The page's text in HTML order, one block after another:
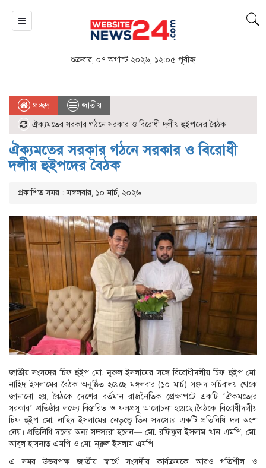
শুক্রবার, ০৭ অগাস্ট ২০২৬, ১২:০৫ পূর্বাহ্ন
প্রচ্ছদ
জাতীয়
ঐক্যমতের সরকার গঠনে সরকার ও বিরোধী দলীয় হুইপদের বৈঠক
ঐক্যমতের সরকার গঠনে সরকার ও বিরোধী
দলীয় হুইপদের বৈঠক
প্রকাশিত সময় : মঙ্গলবার, ১০ মার্চ, ২০২৬
জাতীয় সংসদের চিফ হুইপ মো. নুরুল ইসলামের সঙ্গে বিরোধীদলীয় চিফ হুইপ মো.
নাহিদ ইসলামের বৈঠক অনুষ্ঠিত হয়েছে।মঙ্গলবার (১০ মার্চ) সংসদ সচিবালয় থেকে
জানানো হয়, বৈঠকে দেশের বর্তমান রাজনৈতিক প্রেক্ষাপটে একটি ‘ঐকমত্যের
সরকার’ প্রতিষ্ঠার লক্ষ্যে বিস্তারিত ও ফলপ্রসূ আলোচনা হয়েছে।বৈঠকে বিরোধীদলীয়
চিফ হুইপ মো. নাহিদ ইসলামের নেতৃত্বে তিন সদস্যের একটি প্রতিনিধি দল অংশ
নেয়। প্রতিনিধি দলের অন্য সদস্যরা হলেন— মো. রফিকুল ইসলাম খান এমপি, মো.
আবুল হাসনাত এমপি ও মো. নূরুল ইসলাম এমপি।
এ সময় উভয়পক্ষ জাতীয় স্বার্থে সংসদীয় কার্যক্রমকে আরও গতিশীল ও